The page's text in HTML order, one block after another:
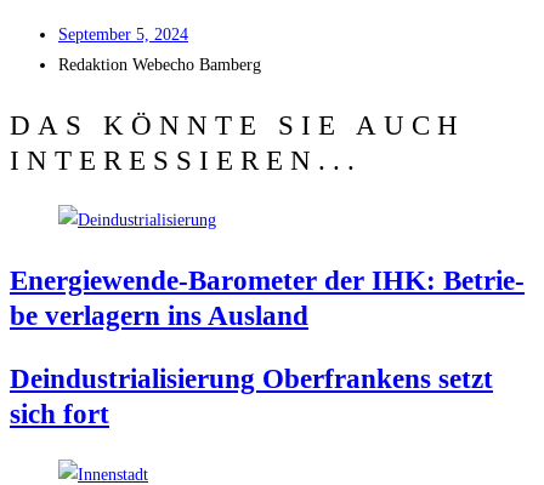
Sep­tem­ber 5, 2024
Redak­ti­on Web­echo Bamberg
DAS KÖNNTE SIE AUCH
INTERESSIEREN...
Ener­gie­wen­de-Baro­me­ter der IHK: Betrie­
be ver­la­gern ins Ausland
Deindus­tria­li­sie­rung Ober­fran­kens setzt
sich fort